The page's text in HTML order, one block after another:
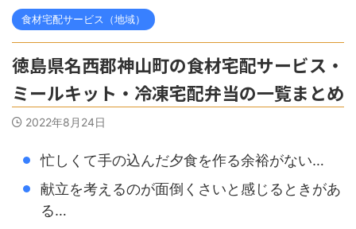
食材宅配サービス（地域）
徳島県名西郡神山町の食材宅配サービス・
ミールキット・冷凍宅配弁当の一覧まとめ
2022年8月24日
忙しくて手の込んだ夕食を作る余裕がない…
献立を考えるのが面倒くさいと感じるときがあ
る…